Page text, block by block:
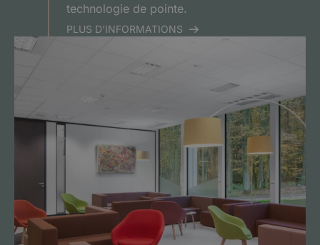
technologie de pointe.
PLUS D'INFORMATIONS